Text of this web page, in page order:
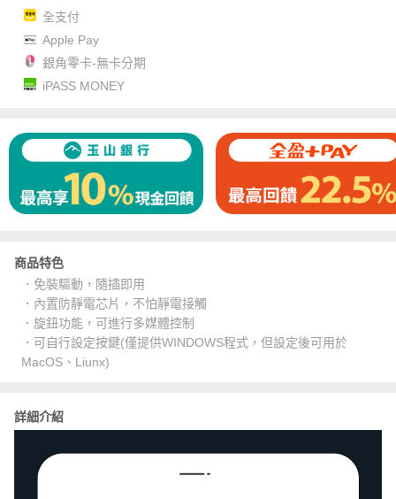
全支付
Apple Pay
銀角零卡-無卡分期
iPASS MONEY
商品特色
．免裝驅動，隨插即用
．內置防靜電芯片，不怕靜電接觸
．旋鈕功能，可進行多媒體控制
．可自行設定按鍵(僅提供WINDOWS程式，但設定後可用於
MacOS、Liunx)
詳細介紹